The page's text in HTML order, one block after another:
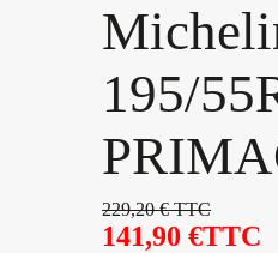
195/
229,20€TTC
141,90€TTC